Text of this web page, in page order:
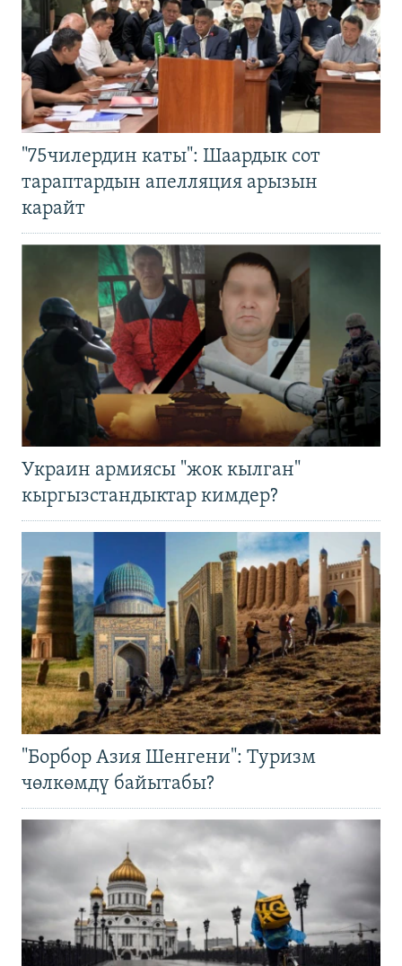
"75чилердин каты": Шаардык сот
тараптардын апелляция арызын
карайт
Украин армиясы "жок кылган"
кыргызстандыктар кимдер?
"Борбор Азия Шенгени": Туризм
чөлкөмдү байытабы?